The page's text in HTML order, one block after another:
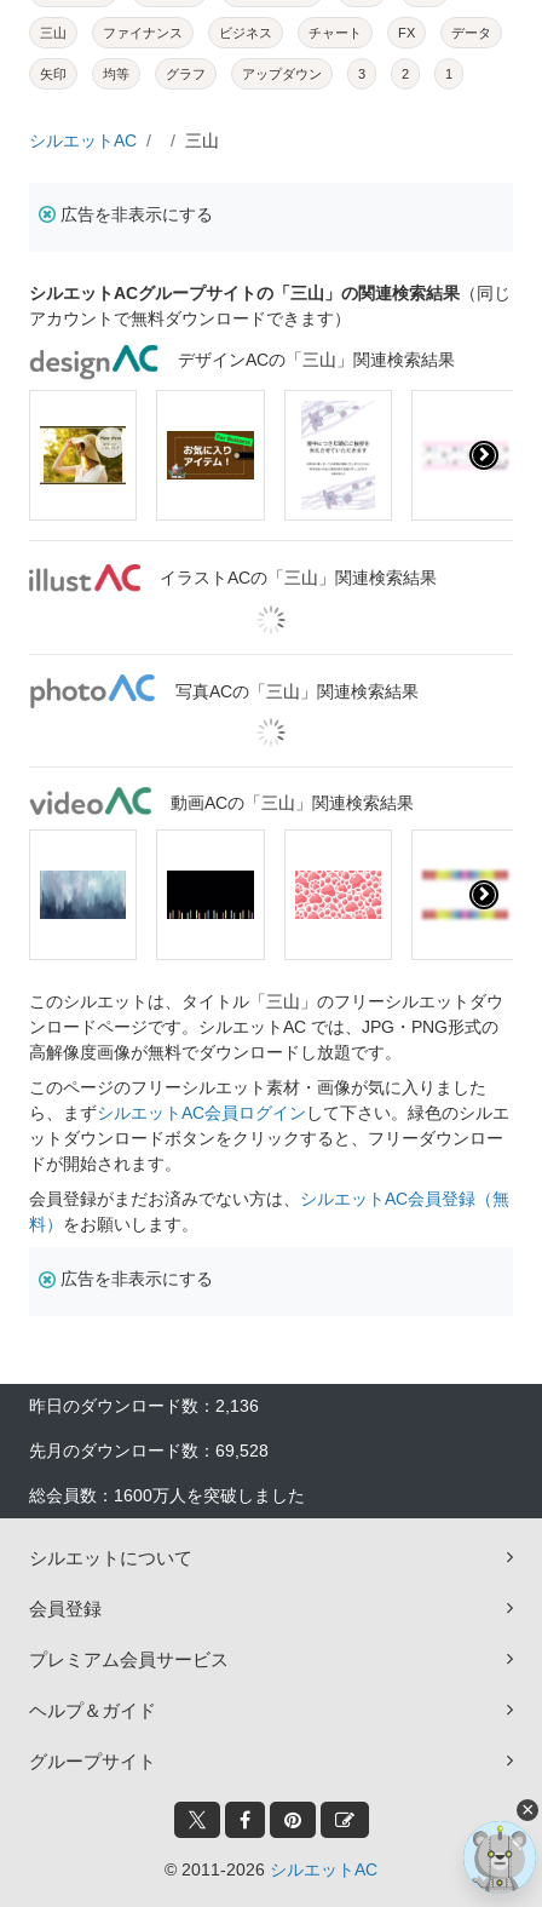
三山 ファイナンス ビジネス チャート FX データ
矢印 均等 グラフ アップダウン 3 2 1
シルエットAC 三山
広告を非表示にする
シルエットACグループサイトの「三山」の関連検索結果 （同じ
アカウントで無料ダウンロードできます）
デザインACの「三山」関連検索結果
イラストACの「三山」関連検索結果
写真ACの「三山」関連検索結果
動画ACの「三山」関連検索結果
このシルエットは、タイトル「三山」のフリーシルエットダウ
ンロードページです。シルエットAC では、JPG・PNG形式の
高解像度画像が無料でダウンロードし放題です。
このページのフリーシルエット素材・画像が気に入りました
ら、まずシルエットAC会員ログイン して下さい。緑色のシルエ
ットダウンロードボタンをクリックすると、フリーダウンロー
ドが開始されます。
会員登録がまだお済みでない方は、 シルエットAC会員登録（無
料） をお願いします。
広告を非表示にする
昨日のダウンロード数：2,136
先月のダウンロード数：69,528
総会員数：1600万人を突破しました
シルエットについて
会員登録
プレミアム会員サービス
ヘルプ＆ガイド
グループサイト
© 2011-2026 シルエットAC
×